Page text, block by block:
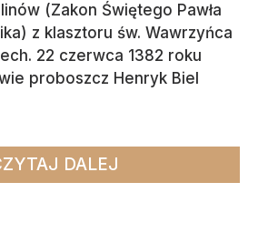
(Zakon Świętego Pawła
z klasztoru św. Wawrzyńca
22 czerwca 1382 roku
proboszcz Henryk Biel
DALEJ